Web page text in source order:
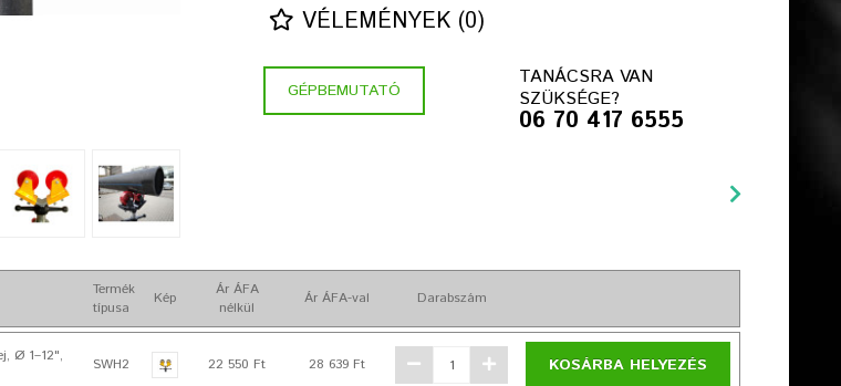
VÉLEMÉNYEK (0)
GÉPBEMUTATÓ
TANÁCSRA VAN
SZÜKSÉGE?
06 70 417 6555
Termék
típusa
Kép
Ár ÁFA
nélkül
Ár ÁFA-val Darabszám
Ø 1–12",
SWH2 22 550 Ft 28 639 Ft KOSÁRBA HELYEZÉS